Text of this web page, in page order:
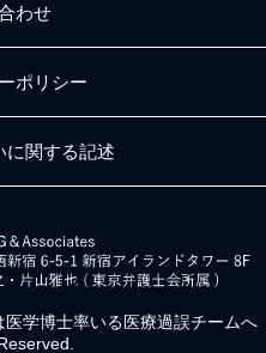
わせ
ポリシー
に関する記述
医学博士率いる医療過誤チームへ